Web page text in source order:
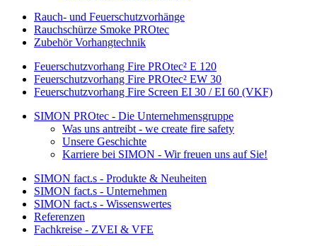
Rauch- und Feuerschutzvorhänge
Rauchschürze Smoke PROtec
Zubehör Vorhangtechnik
Feuerschutzvorhang Fire PROtec² E 120
Feuerschutzvorhang Fire PROtec² EW 30
Feuerschutzvorhang Fire Screen EI 30 / EI 60 (VKF)
SIMON PROtec - Die Unternehmensgruppe
Was uns antreibt - we create fire safety
Unsere Geschichte
Karriere bei SIMON - Wir freuen uns auf Sie!
SIMON fact.s - Produkte & Neuheiten
SIMON fact.s - Unternehmen
SIMON fact.s - Wissenswertes
Referenzen
Fachkreise - ZVEI & VFE